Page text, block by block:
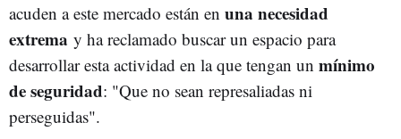
acuden a este mercado están en una necesidad
extrema y ha reclamado buscar un espacio para
desarrollar esta actividad en la que tengan un mínimo
de seguridad: "Que no sean represaliadas ni
perseguidas".